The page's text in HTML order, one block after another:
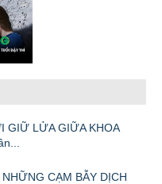
GIỮ LỬA GIỮA KHOA
CẠM BẪY DỊCH